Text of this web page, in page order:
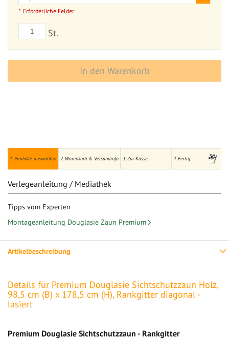
1. Produkte auswählen 2. Warenkorb & Versandinfo 3. Zur Kasse 4. Fertig
Erforderliche Felder
St.
In den Warenkorb
Artikelbeschreibung
Details für Premium Douglasie Sichtschutzzaun Holz,
98,5 cm (B) x 178,5 cm (H), Rankgitter diagonal -
lasiert
Premium Douglasie Sichtschutzzaun - Rankgitter
Verlegeanleitung / Mediathek
Tipps vom Experten
Montageanleitung Douglasie Zaun Premium